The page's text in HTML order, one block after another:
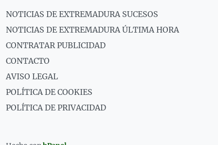
NOTICIAS DE EXTREMADURA SUCESOS
NOTICIAS DE EXTREMADURA ÚLTIMA HORA
CONTRATAR PUBLICIDAD
CONTACTO
AVISO LEGAL
POLÍTICA DE COOKIES
POLÍTICA DE PRIVACIDAD